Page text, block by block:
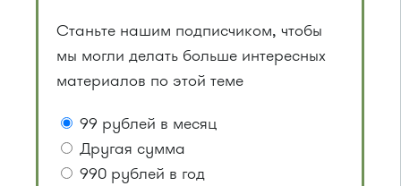
Станьте нашим подписчиком, чтобы
мы могли делать больше интересных
материалов по этой теме
99 рублей в месяц
Другая сумма
990 рублей в год